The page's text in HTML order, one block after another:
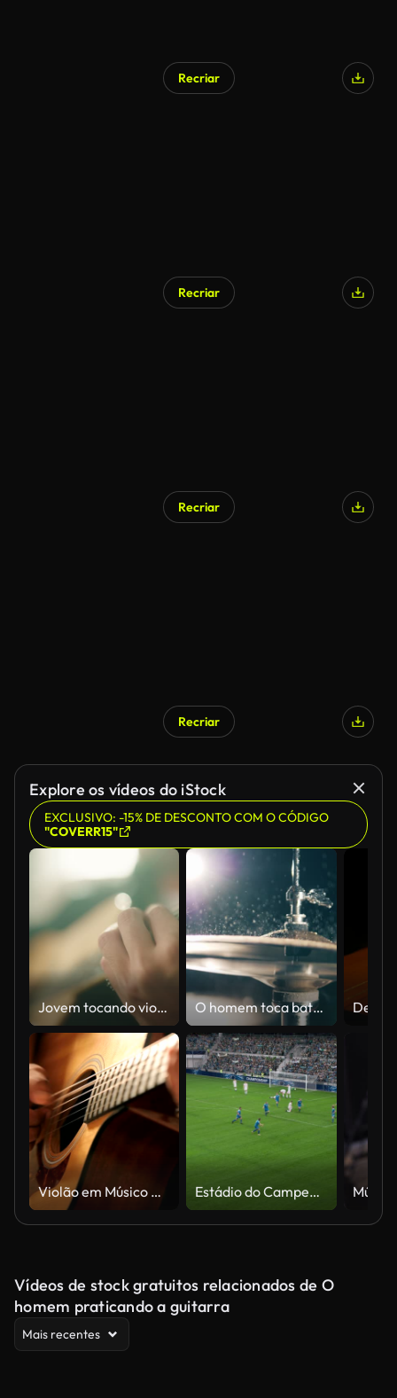
Recriar
Recriar
Recriar
Recriar
Explore os vídeos do iStock
EXCLUSIVO: -15% DE DESCONTO COM O CÓDIGO
"COVERR15"
Jovem tocando violão em casa. O homem toca bateria, batendo címbalo.
Violão em Músico mãos Estádio do Campeonato de Futebol com multidão de torcedores: Ataque do Time Azul e Gol de Pontuação, Jogadores comemoram vitória, vencedores do torneio. Reprodução de televisão do canal esportivo. Alto ângulo largo
Vídeos de stock gratuitos relacionados de O
homem praticando a guitarra
Mais recentes